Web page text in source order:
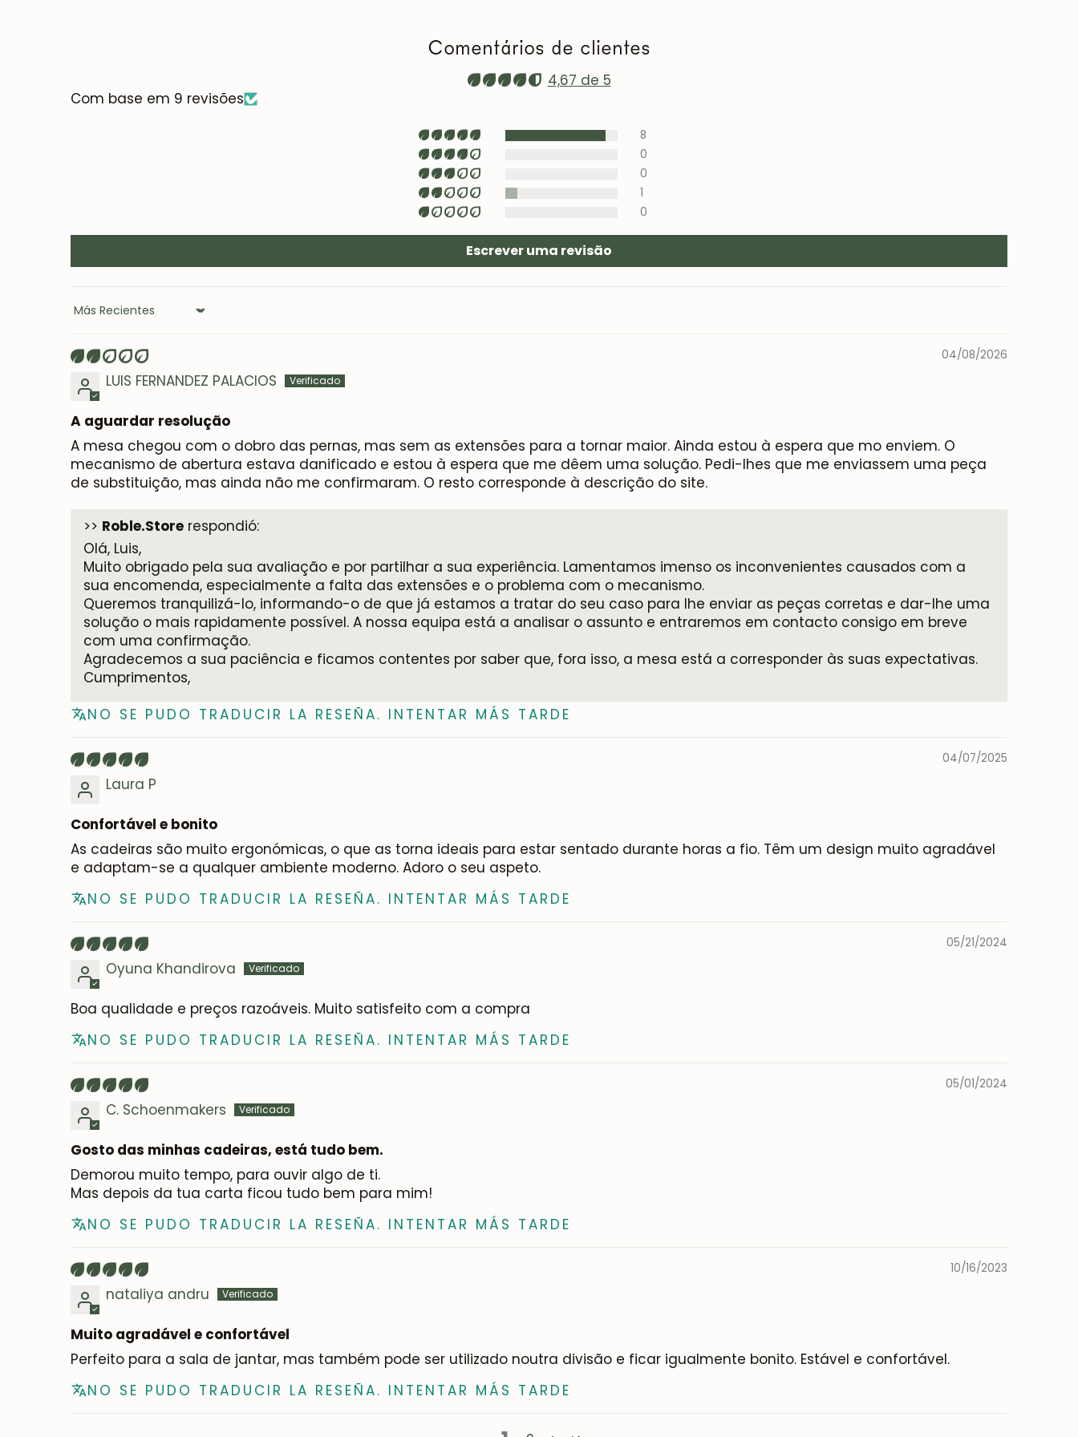
roble.store
Comentários de clientes
4,67 de 5
Com base em 9 revisões
8
0
0
1
0
Escrever uma revisão
Sort by
04/08/2026
LUIS FERNANDEZ PALACIOS
A aguardar resolução
A mesa chegou com o dobro das pernas, mas sem as extensões para a tornar maior. Ainda estou à espera que mo enviem. O
mecanismo de abertura estava danificado e estou à espera que me dêem uma solução. Pedi-lhes que me enviassem uma peça
de substituição, mas ainda não me confirmaram. O resto corresponde à descrição do site.
>> Roble.Store respondió:
Olá, Luis,
Muito obrigado pela sua avaliação e por partilhar a sua experiência. Lamentamos imenso os inconvenientes causados com a
sua encomenda, especialmente a falta das extensões e o problema com o mecanismo.
Queremos tranquilizá-lo, informando-o de que já estamos a tratar do seu caso para lhe enviar as peças corretas e dar-lhe uma
solução o mais rapidamente possível. A nossa equipa está a analisar o assunto e entraremos em contacto consigo em breve
com uma confirmação.
Agradecemos a sua paciência e ficamos contentes por saber que, fora isso, a mesa está a corresponder às suas expectativas.
Cumprimentos,
NO SE PUDO TRADUCIR LA RESEÑA. INTENTAR MÁS TARDE
04/07/2025
Laura P
Confortável e bonito
As cadeiras são muito ergonómicas, o que as torna ideais para estar sentado durante horas a fio. Têm um design muito agradável
e adaptam-se a qualquer ambiente moderno. Adoro o seu aspeto.
NO SE PUDO TRADUCIR LA RESEÑA. INTENTAR MÁS TARDE
05/21/2024
Oyuna Khandirova
Boa qualidade e preços razoáveis. Muito satisfeito com a compra
NO SE PUDO TRADUCIR LA RESEÑA. INTENTAR MÁS TARDE
05/01/2024
C. Schoenmakers
Gosto das minhas cadeiras, está tudo bem.
Demorou muito tempo, para ouvir algo de ti.
Mas depois da tua carta ficou tudo bem para mim!
NO SE PUDO TRADUCIR LA RESEÑA. INTENTAR MÁS TARDE
10/16/2023
nataliya andru
Muito agradável e confortável
Perfeito para a sala de jantar, mas também pode ser utilizado noutra divisão e ficar igualmente bonito. Estável e confortável.
NO SE PUDO TRADUCIR LA RESEÑA. INTENTAR MÁS TARDE